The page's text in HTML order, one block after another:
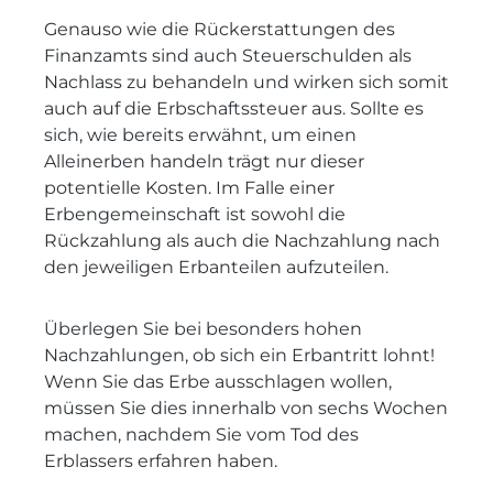
Genauso wie die Rückerstattungen des
Finanzamts sind auch Steuerschulden als
Nachlass zu behandeln und wirken sich somit
auch auf die Erbschaftssteuer aus. Sollte es
sich, wie bereits erwähnt, um einen
Alleinerben handeln trägt nur dieser
potentielle Kosten. Im Falle einer
Erbengemeinschaft ist sowohl die
Rückzahlung als auch die Nachzahlung nach
den jeweiligen Erbanteilen aufzuteilen.
Überlegen Sie bei besonders hohen
Nachzahlungen, ob sich ein Erbantritt lohnt!
Wenn Sie das Erbe ausschlagen wollen,
müssen Sie dies innerhalb von sechs Wochen
machen, nachdem Sie vom Tod des
Erblassers erfahren haben.